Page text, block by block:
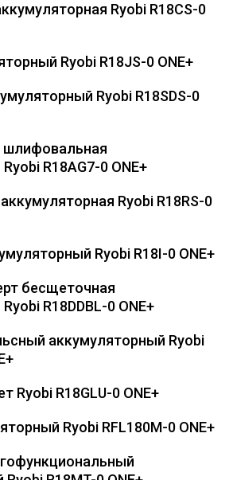
Ryobi R18CS-0
Ryobi R18JS-0 ONE+
Ryobi R18SDS-0
шлифовальная
R18AG7-0 ONE+
Ryobi R18RS-0
Ryobi R18I-0 ONE+
бесщеточная
R18DDBL-0 ONE+
аккумуляторный Ryobi
Ryobi R18GLU-0 ONE+
Ryobi RFL180M-0 ONE+